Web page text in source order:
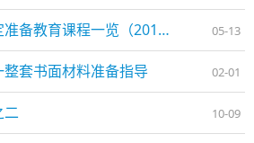
日本文部科学大臣指定准备教育课程一览（2016年2月18日） 05-13
套书面材料准备指导 02-01
二 10-09